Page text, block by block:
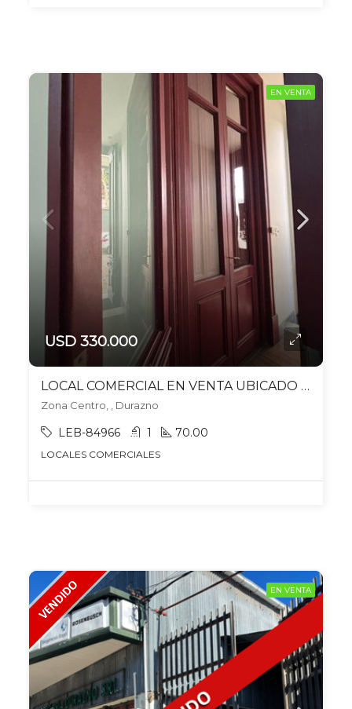
EN VENTA
USD 330.000
LOCAL COMERCIAL EN VENTA UBICADO EN DURAZNO
Zona Centro, , Durazno
LEB-84966 1 70.00
LOCALES COMERCIALES
EN VENTA